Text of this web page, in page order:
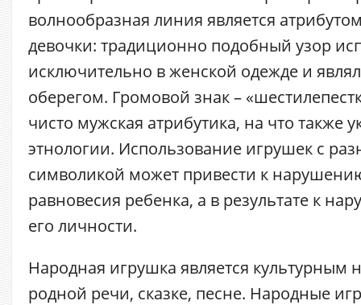
волнообразная линия является
девочки: традиционно подобный узор
исключительно в женской одежде и
оберегом. Громовой знак –
чисто мужская атрибутика, на что также
этнологии. Использование игрушек с
символикой может привести к
равновесия ребенка, а в результате к
его личности.
Народная игрушка является культурным
родной речи, сказке, песне. Народные